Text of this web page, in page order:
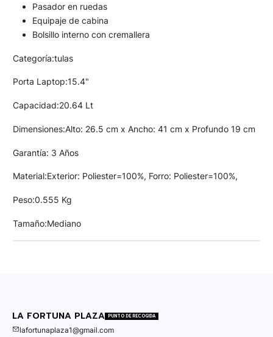
Pasador en ruedas
Equipaje de cabina
Bolsillo interno con cremallera
Categoría:tulas
Porta Laptop:15.4"
Capacidad:20.64 Lt
Dimensiones:Alto: 26.5 cm x Ancho: 41 cm x Profundo 19 cm
Garantía: 3 Años
Material:Exterior: Poliester=100%, Forro: Poliester=100%,
Peso:0.555 Kg
Tamaño:Mediano
LA FORTUNA PLAZA PUNTO DE RECOGIDA
lafortunaplaza1@gmail.com